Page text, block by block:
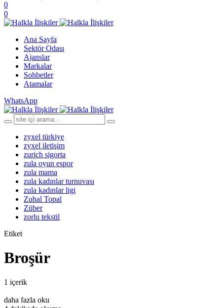
0
0
Ana Sayfa
Sektör Odası
Ajanslar
Markalar
Sohbetler
Atamalar
WhatsApp
zyxel türkiye
zyxel iletişim
zurich sigorta
zula oyun espor
zula mama
zula kadınlar turnuvası
zula kadınlar ligi
Zuhal Topal
Züber
zorlu tekstil
Etiket
Broşür
1 içerik
daha fazla oku